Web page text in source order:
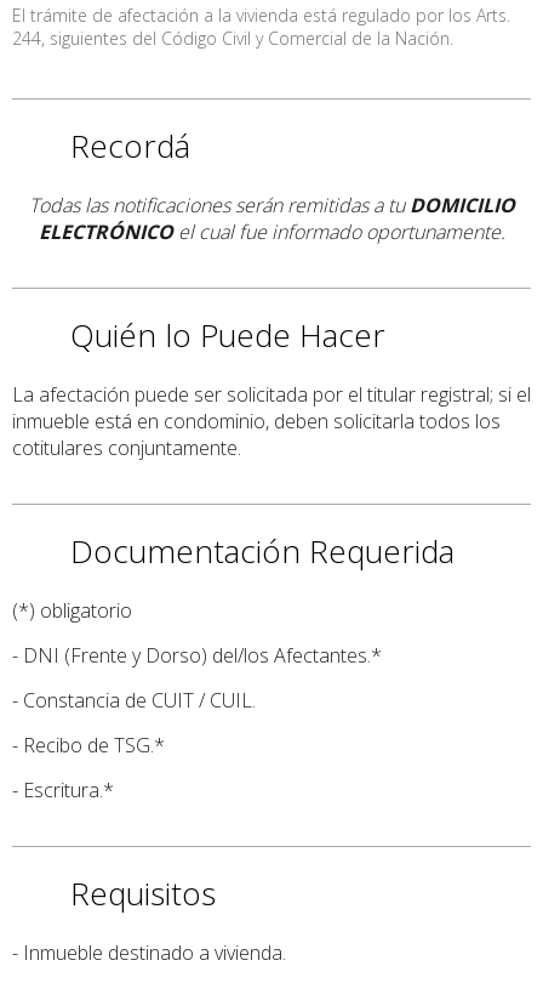
El trámite de afectación a la vivienda está regulado por los Arts.
244, siguientes del Código Civil y Comercial de la Nación.
Recordá
Todas las notificaciones serán remitidas a tuDOMICILIO
ELECTRÓNICOel cual fue informado oportunamente.
Quién lo Puede Hacer
La afectación puede ser solicitada por el titular registral; si el
inmueble está en condominio, deben solicitarla todos los
cotitulares conjuntamente.
Documentación Requerida
(*) obligatorio
- DNI (Frente y Dorso) del/los Afectantes.*
- Constancia de CUIT / CUIL.
- Recibo de TSG.*
- Escritura.*
Requisitos
- Inmueble destinado a vivienda.